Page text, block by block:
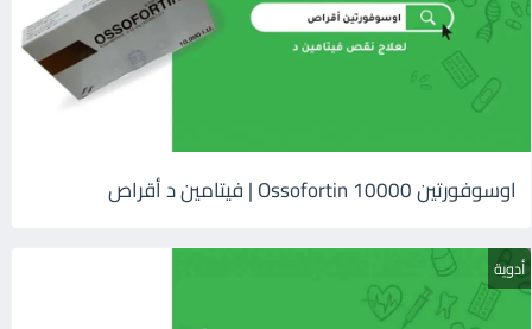
اوسوفورتين 10000 Ossofortin | فيتامين د أقراص
أدوية